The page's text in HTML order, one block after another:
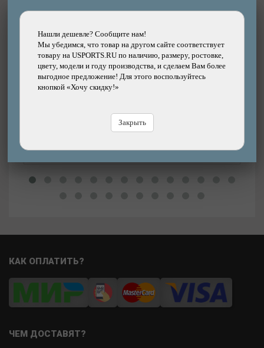
Нашли дешевле? Сообщите нам!
Мы убедимся, что товар на другом сайте соответствует
товару на USPORTS.RU по наличию, размеру, ростовке,
цвету, модели и году производства, и сделаем Вам более
выгодное предложение! Для этого воспользуйтесь
кнопкой «Хочу скидку!»
Закрыть
Подробнее
Покрышка велосипедная SCHWALBE 28x2.15
(55-622) LAND CRUISER PLUS, PunctureGuard.
TwinSkin, HS450, SBC, B/B+RT
Купить
В магазине
КАК ОПЛАТИТЬ?
ЧЕМ ДОСТАВЯТ?